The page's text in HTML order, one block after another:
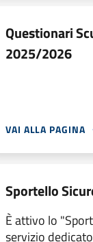
Questionari
2025/2026
VAI ALLA PAGINA
Sportello
È attivo lo
servizio